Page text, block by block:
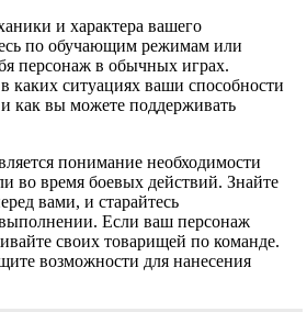
и характера вашего
по обучающим режимам или
персонаж в обычных играх.
каких ситуациях ваши способности
как вы можете поддерживать
понимание необходимости
во время боевых действий. Знайте
вами, и старайтесь
выполнении. Если ваш персонаж
своих товарищей по команде.
возможности для нанесения